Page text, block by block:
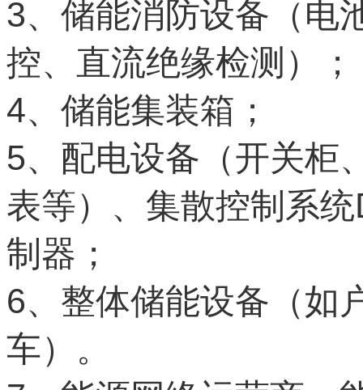
3、储能消防设备（电
控、直流绝缘检测）；
4、储能集装箱；
5、配电设备（开关柜
表等）、集散控制系统
制器；
6、整体储能设备（如
车）。